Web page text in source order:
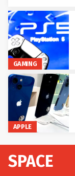
GAMING
APPLE
SPACE